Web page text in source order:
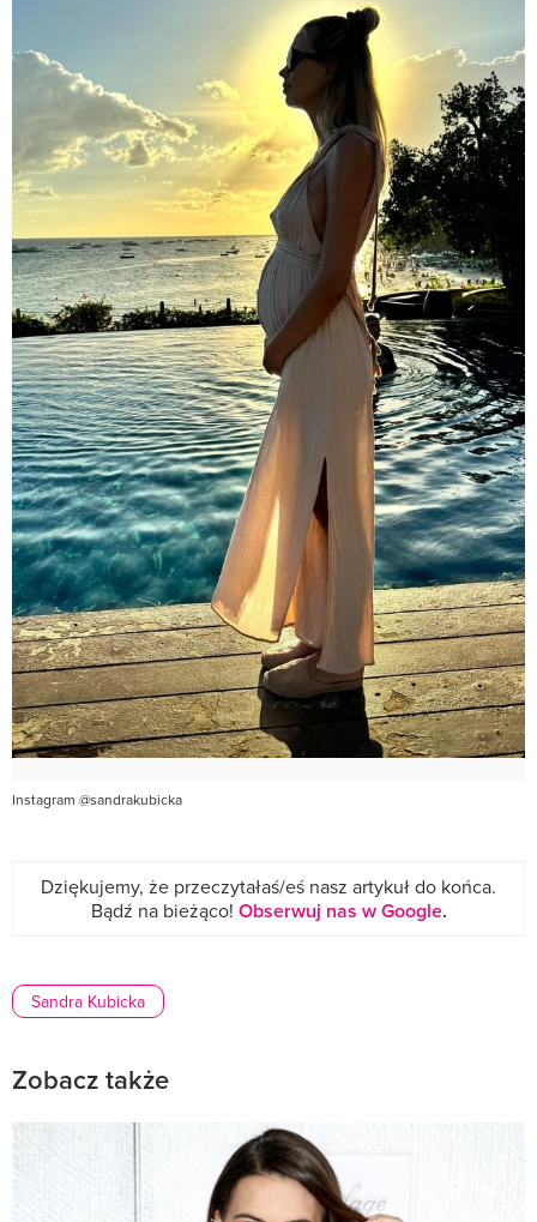
Instagram @sandrakubicka
Dziękujemy, że przeczytałaś/eś nasz artykuł do końca.
Bądź na bieżąco! Obserwuj nas w Google.
Sandra Kubicka
Zobacz także